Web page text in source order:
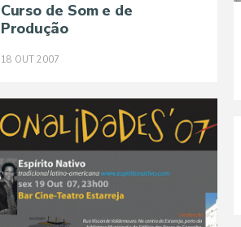
Curso de Som e de
Produção
18 OUT 2007